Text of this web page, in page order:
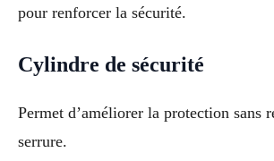
pour renforcer la sécurité.
Cylindre de sécurité
Permet d’améliorer la protection sans
serrure.